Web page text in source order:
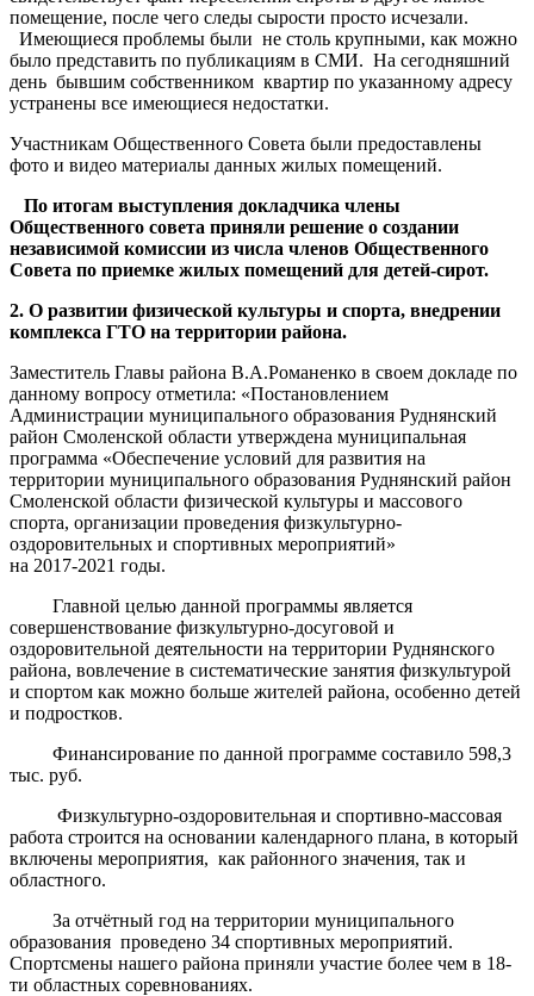
помещение, после чего следы сырости просто исчезали.
Имеющиеся проблемы были не столь крупными, как можно
было представить по публикациям в СМИ. На сегодняшний
день бывшим собственником квартир по указанному адресу
устранены все имеющиеся недостатки.
Участникам Общественного Совета были предоставлены
фото и видео материалы данных жилых помещений.
По итогам выступления докладчика члены
Общественного совета приняли решение о создании
независимой комиссии из числа членов Общественного
Совета по приемке жилых помещений для детей-сирот.
2. О развитии физической культуры и спорта, внедрении
комплекса ГТО на территории района.
Заместитель Главы района В.А.Романенко в своем докладе по
данному вопросу отметила: «Постановлением
Администрации муниципального образования Руднянский
район Смоленской области утверждена муниципальная
программа «Обеспечение условий для развития на
территории муниципального образования Руднянский район
Смоленской области физической культуры и массового
спорта, организации проведения физкультурно-
оздоровительных и спортивных мероприятий»
на 2017-2021 годы.
Главной целью данной программы является
совершенствование физкультурно-досуговой и
оздоровительной деятельности на территории Руднянского
района, вовлечение в систематические занятия физкультурой
и спортом как можно больше жителей района, особенно детей
и подростков.
Финансирование по данной программе составило 598,3
тыс. руб.
Физкультурно-оздоровительная и спортивно-массовая
работа строится на основании календарного плана, в который
включены мероприятия, как районного значения, так и
областного.
За отчётный год на территории муниципального
образования проведено 34 спортивных мероприятий.
Спортсмены нашего района приняли участие более чем в 18-
ти областных соревнованиях.